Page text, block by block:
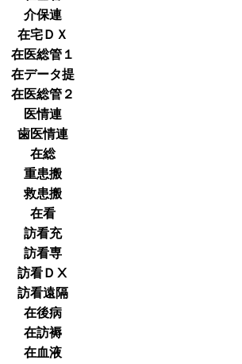
介保連
在宅ＤＸ
在医総管１
在データ提
在医総管２
医情連
歯医情連
在総
重患搬
救患搬
在看
訪看充
訪看専
訪看ＤⅩ
訪看遠隔
在後病
在訪褥
在血液